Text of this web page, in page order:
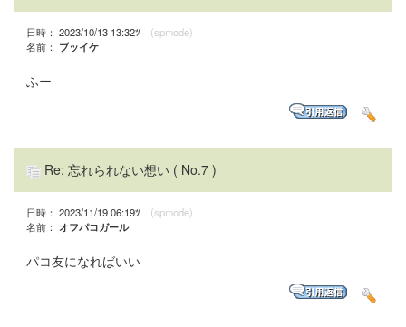
日時： 2023/10/13 13:32ﾂ (spmode)
名前： ブッイケ
ふー
Re: 忘れられない想い ( No.7 )
日時： 2023/11/19 06:19ﾂ (spmode)
名前： オフパコガール
パコ友になればいい